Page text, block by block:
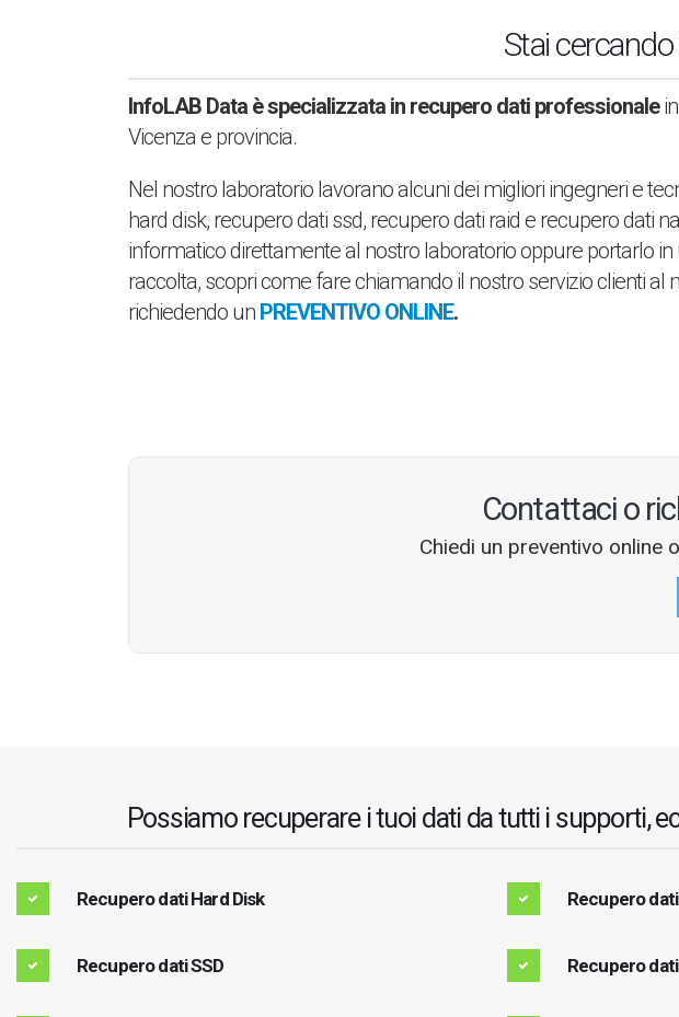
Stai
InfoLAB Data è specializzata in recupero dati professionale
Vicenza e provincia.
Nel nostro laboratorio lavorano alcuni dei migliori ingegneri e
hard disk, recupero dati ssd, recupero dati raid e recupero dati
informatico direttamente al nostro laboratorio oppure portarlo in
raccolta, scopri come fare chiamando il nostro servizio clienti
richiedendo un PREVENTIVO ONLINE.
Contattaci o
Chiedi un preventivo online
Possiamo recuperare i tuoi dati da tutti i supporti,
Recupero dati Hard Disk
Recupero dati SSD
Recupero
Recupero